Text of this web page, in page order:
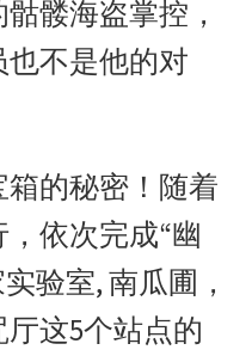
髅海盗掌控，
不是他的对
的秘密！随着
依次完成“幽
验室, 南瓜圃，
这5个站点的